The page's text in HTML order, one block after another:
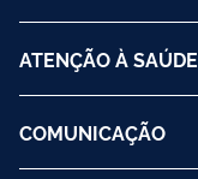
ATENÇÃO À SAÚDE
COMUNICAÇÃO